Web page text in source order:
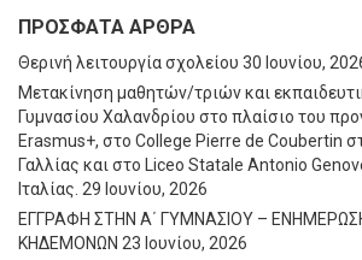
ΠΡΌΣΦΑΤΑ ΆΡΘΡΑ
Θερινή λειτουργία σχολείου 30 Ιουνίου,
Μετακίνηση μαθητών/τριών και
Γυμνασίου Χαλανδρίου στο πλαίσιο του
Erasmus+, στο College Pierre de Coubertin
Γαλλίας και στο Liceo Statale Antonio
Ιταλίας. 29 Ιουνίου, 2026
ΕΓΓΡΑΦΗ ΣΤΗΝ Α΄ ΓΥΜΝΑΣΙΟΥ –
ΚΗΔΕΜΟΝΩΝ 23 Ιουνίου, 2026